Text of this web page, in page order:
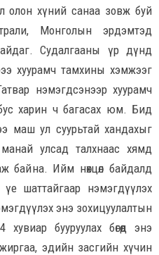
олон хүний санаа зовж буй
Монголын эрдэмтэд
Судалгааны үр дүнд
хуурамч тамхины хэмжээг
нэмэгдсэнээр хуурамч
харин ч багасах юм. Бид
маш ул суурьтай хандахыг
манай улсад талхнаас хямд
байна. Ийм нөхцөл байдалд
үе шаттайгаар нэмэгдүүлэх
энэ зохицуулалтын
бууруулах бөгөөд энэ
эдийн засгийн хүчин